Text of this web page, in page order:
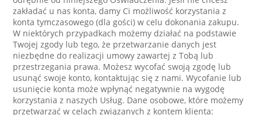
zakładać u nas konta, damy Ci możliwość korzystania z
konta tymczasowego (dla gości) w celu dokonania zakupu.
W niektórych przypadkach możemy działać na podstawie
Twojej zgody lub tego, że przetwarzanie danych jest
niezbędne do realizacji umowy zawartej z Tobą lub
przestrzegania prawa. Możesz wycofać swoją zgodę lub
usunąć swoje konto, kontaktując się z nami. Wycofanie lub
usunięcie konta może wpłynąć negatywnie na wygodę
korzystania z naszych Usług. Dane osobowe, które możemy
przetwarzać w celach związanych z kontem klienta: